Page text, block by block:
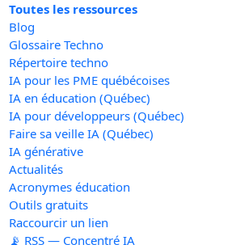
Toutes les ressources
Blog
Glossaire Techno
Répertoire techno
IA pour les PME québécoises
IA en éducation (Québec)
IA pour développeurs (Québec)
Faire sa veille IA (Québec)
IA générative
Actualités
Acronymes éducation
Outils gratuits
Raccourcir un lien
📡 RSS — Concentré IA